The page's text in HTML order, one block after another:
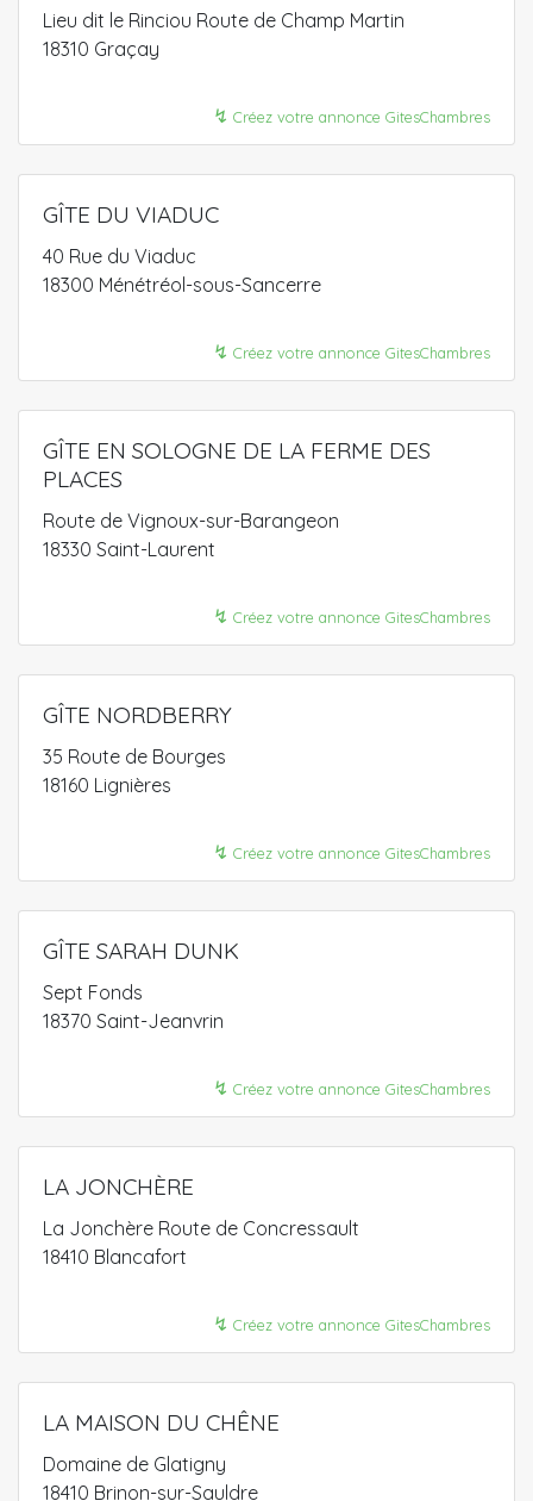
Lieu dit le Rinciou Route de Champ Martin
18310 Graçay
↯ Créez votre annonce GitesChambres
GÎTE DU VIADUC
40 Rue du Viaduc
18300 Ménétréol-sous-Sancerre
↯ Créez votre annonce GitesChambres
GÎTE EN SOLOGNE DE LA FERME DES
PLACES
Route de Vignoux-sur-Barangeon
18330 Saint-Laurent
↯ Créez votre annonce GitesChambres
GÎTE NORDBERRY
35 Route de Bourges
18160 Lignières
↯ Créez votre annonce GitesChambres
GÎTE SARAH DUNK
Sept Fonds
18370 Saint-Jeanvrin
↯ Créez votre annonce GitesChambres
LA JONCHÈRE
La Jonchère Route de Concressault
18410 Blancafort
↯ Créez votre annonce GitesChambres
LA MAISON DU CHÊNE
Domaine de Glatigny
18410 Brinon-sur-Sauldre